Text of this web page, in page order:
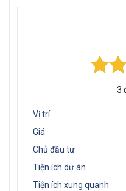
3
Vị trí
Giá
Chủ đầu tư
Tiện ích dự án
Tiện ích xung quanh